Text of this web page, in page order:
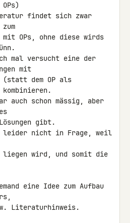
findet sich zwar
OPs, ohne diese wirds
mal versucht eine der
mit
dem OP als
kombinieren.
auch schon mässig, aber
gibt.
leider nicht in Frage, weil
liegen wird, und somit die
eine Idee zum Aufbau
Literaturhinweis.